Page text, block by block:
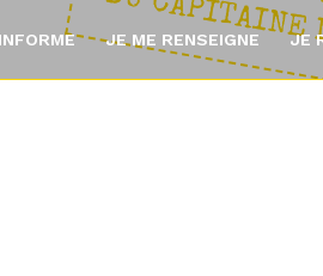
JE ME RENSEIGNE JE
: